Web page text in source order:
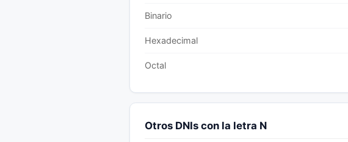
Binario
Hexadecimal
Octal
Otros DNIs con la letra N